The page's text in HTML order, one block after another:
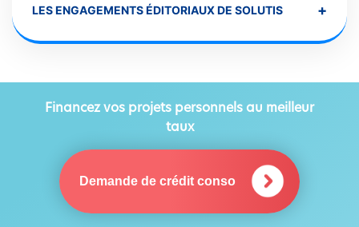
LES ENGAGEMENTS ÉDITORIAUX DE SOLUTIS +
Financez vos projets personnels au meilleur
taux
Demande de crédit conso